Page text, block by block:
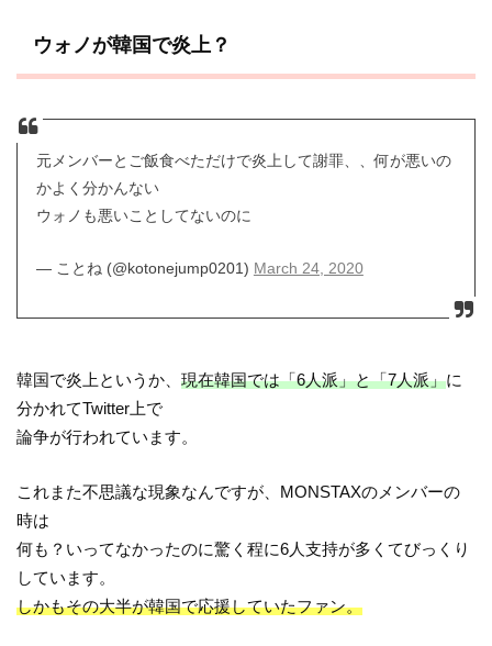
ウォノが韓国で炎上？
元メンバーとご飯食べただけで炎上して謝罪、、何が悪いの
かよく分かんない
ウォノも悪いことしてないのに
— ことね (@kotonejump0201) March 24, 2020
韓国で炎上というか、現在韓国では「6人派」と「7人派」に
分かれてTwitter上で
論争が行われています。
これまた不思議な現象なんですが、MONSTAXのメンバーの
時は
何も？いってなかったのに驚く程に6人支持が多くてびっくり
しています。
しかもその大半が韓国で応援していたファン。